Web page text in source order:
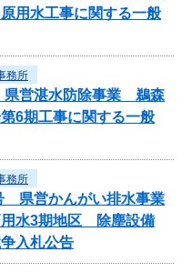
用水工事に関する一般
務所
県営湛水防除事業 鵜森
6期工事に関する一般
務所
県営かんがい排水事業
水3期地区 除塵設備
入札公告